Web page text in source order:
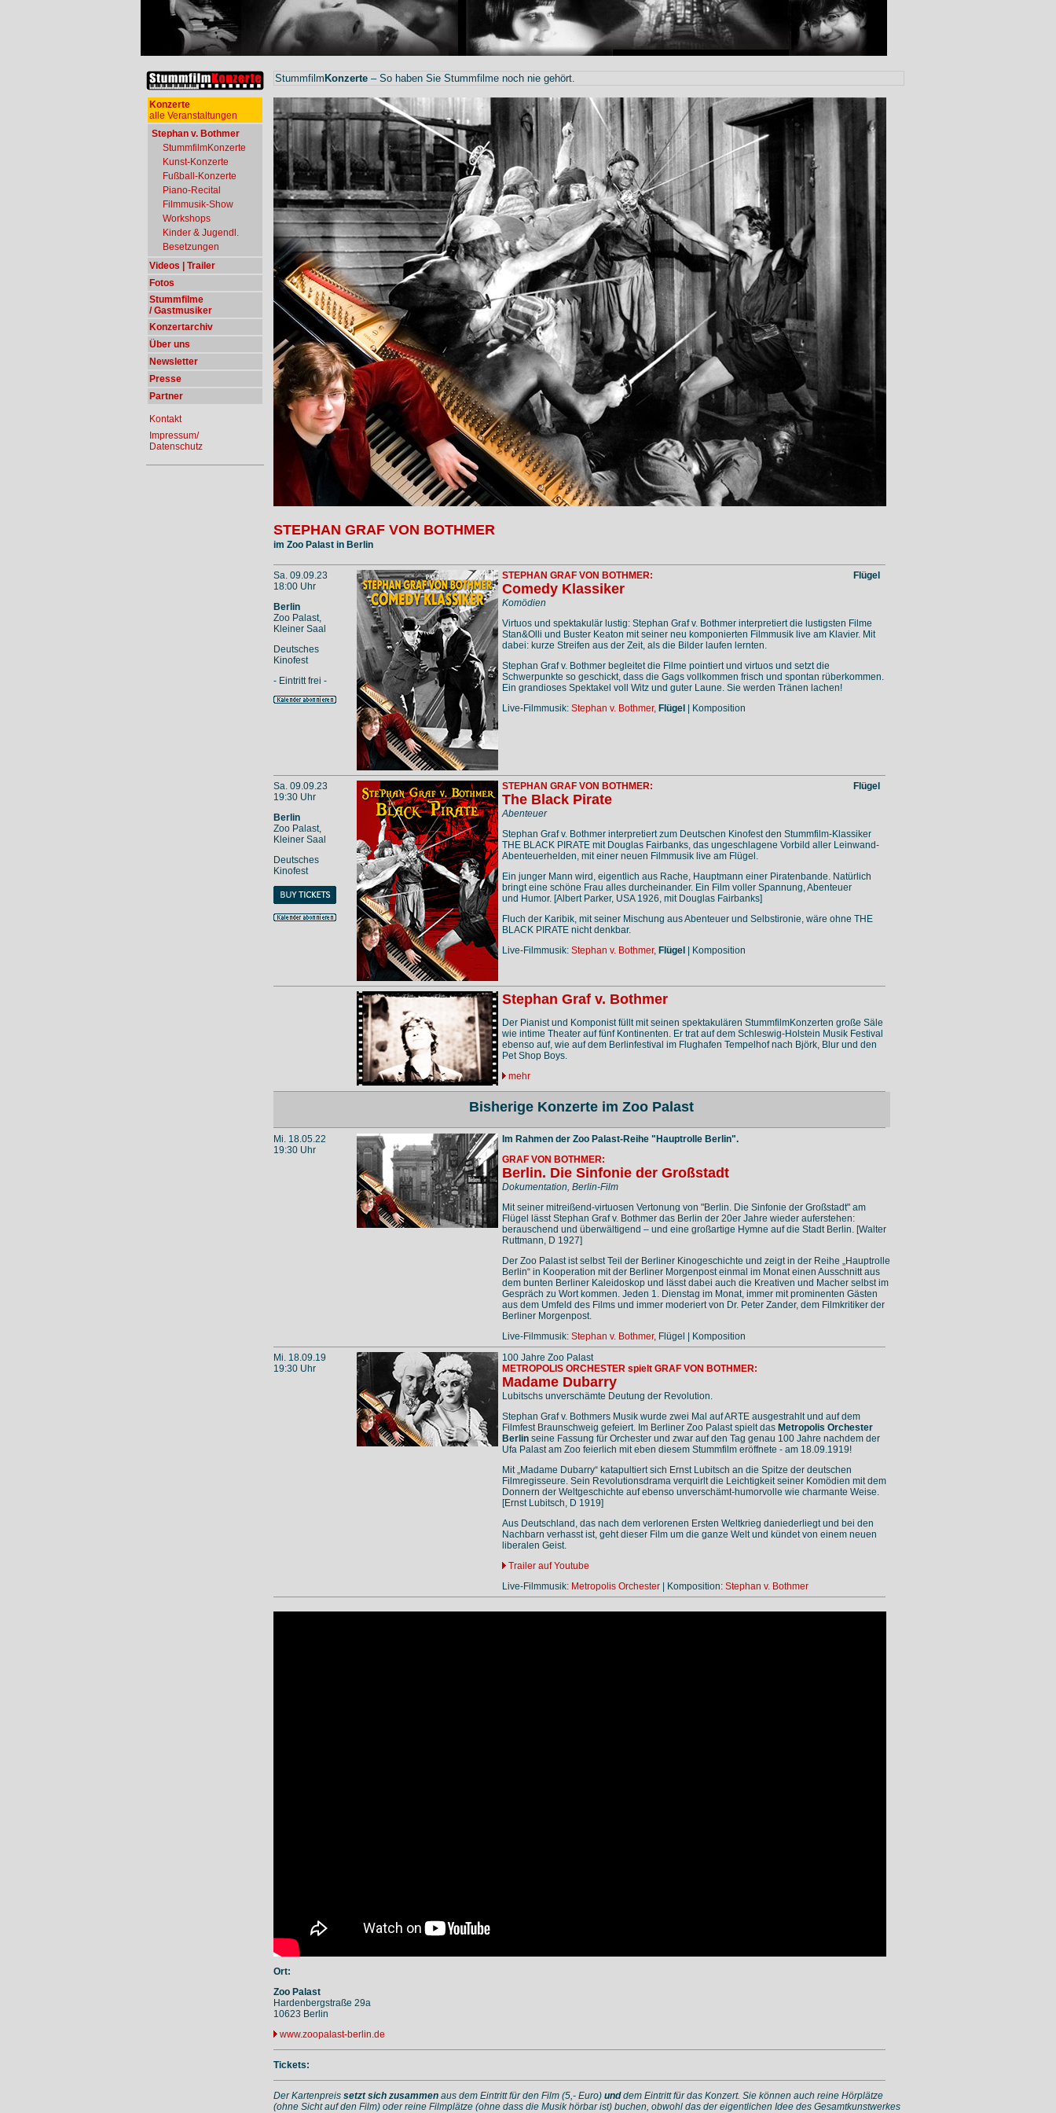
Konzerte
alle Veranstaltungen
Stephan v. Bothmer
StummfilmKonzerte
Kunst-Konzerte
Fußball-Konzerte
Piano-Recital
Filmmusik-Show
Workshops
Kinder & Jugendl.
Besetzungen
Videos | Trailer
Fotos
Stummfilme
/ Gastmusiker
Konzertarchiv
Über uns
Newsletter
Presse
Partner
Kontakt
Impressum/
Datenschutz
Stummfilm Konzerte– So haben Sie Stummfilme noch nie gehört.
STEPHAN GRAF VON BOTHMER
im Zoo Palast in Berlin
Sa. 09.09.23
18:00 Uhr
Berlin
Zoo Palast,
Kleiner Saal
Deutsches
Kinofest
- Eintritt frei -
STEPHAN GRAF VON BOTHMER:
Comedy Klassiker
Komödien
Flügel
Virtuos und spektakulär lustig: Stephan Graf v. Bothmer interpretiert die lustigsten Filme
Stan&Olli und Buster Keaton mit seiner neu komponierten Filmmusik live am Klavier. Mit
dabei: kurze Streifen aus der Zeit, als die Bilder laufen lernten.
Stephan Graf v. Bothmer begleitet die Filme pointiert und virtuos und setzt die
Schwerpunkte so geschickt, dass die Gags vollkommen frisch und spontan rüberkommen.
Ein grandioses Spektakel voll Witz und guter Laune. Sie werden Tränen lachen!
Live-Filmmusik: Stephan v. Bothmer, Flügel | Komposition
Sa. 09.09.23
19:30 Uhr
Berlin
Zoo Palast,
Kleiner Saal
Deutsches
Kinofest
STEPHAN GRAF VON BOTHMER:
The Black Pirate
Abenteuer
Flügel
Stephan Graf v. Bothmer interpretiert zum Deutschen Kinofest den Stummfilm-Klassiker
THE BLACK PIRATE mit Douglas Fairbanks, das ungeschlagene Vorbild aller Leinwand-
Abenteuerhelden, mit einer neuen Filmmusik live am Flügel.
Ein junger Mann wird, eigentlich aus Rache, Hauptmann einer Piratenbande. Natürlich
bringt eine schöne Frau alles durcheinander. Ein Film voller Spannung, Abenteuer
und Humor. [Albert Parker, USA 1926, mit Douglas Fairbanks]
Fluch der Karibik, mit seiner Mischung aus Abenteuer und Selbstironie, wäre ohne THE
BLACK PIRATE nicht denkbar.
Live-Filmmusik: Stephan v. Bothmer, Flügel | Komposition
Stephan Graf v. Bothmer
Der Pianist und Komponist füllt mit seinen spektakulären StummfilmKonzerten große Säle
wie intime Theater auf fünf Kontinenten. Er trat auf dem Schleswig-Holstein Musik Festival
ebenso auf, wie auf dem Berlinfestival im Flughafen Tempelhof nach Björk, Blur und den
Pet Shop Boys.
mehr
Bisherige Konzerte im Zoo Palast
Mi. 18.05.22
19:30 Uhr
Im Rahmen der Zoo Palast-Reihe "Hauptrolle Berlin".
GRAF VON BOTHMER:
Berlin. Die Sinfonie der Großstadt
Dokumentation, Berlin-Film
Mit seiner mitreißend-virtuosen Vertonung von "Berlin. Die Sinfonie der Großstadt" am
Flügel lässt Stephan Graf v. Bothmer das Berlin der 20er Jahre wieder auferstehen:
berauschend und überwältigend – und eine großartige Hymne auf die Stadt Berlin. [Walter
Ruttmann, D 1927]
Der Zoo Palast ist selbst Teil der Berliner Kinogeschichte und zeigt in der Reihe „Hauptrolle
Berlin“ in Kooperation mit der Berliner Morgenpost einmal im Monat einen Ausschnitt aus
dem bunten Berliner Kaleidoskop und lässt dabei auch die Kreativen und Macher selbst im
Gespräch zu Wort kommen. Jeden 1. Dienstag im Monat, immer mit prominenten Gästen
aus dem Umfeld des Films und immer moderiert von Dr. Peter Zander, dem Filmkritiker der
Berliner Morgenpost.
Live-Filmmusik: Stephan v. Bothmer, Flügel | Komposition
Mi. 18.09.19
19:30 Uhr
100 Jahre Zoo Palast
METROPOLIS ORCHESTER spielt GRAF VON BOTHMER:
Madame Dubarry
Lubitschs unverschämte Deutung der Revolution.
Stephan Graf v. Bothmers Musik wurde zwei Mal auf ARTE ausgestrahlt und auf dem
Filmfest Braunschweig gefeiert. Im Berliner Zoo Palast spielt das Metropolis Orchester
Berlinseine Fassung für Orchester und zwar auf den Tag genau 100 Jahre nachdem der
Ufa Palast am Zoo feierlich mit eben diesem Stummfilm eröffnete - am 18.09.1919!
Mit „Madame Dubarry“ katapultiert sich Ernst Lubitsch an die Spitze der deutschen
Filmregisseure. Sein Revolutionsdrama verquirlt die Leichtigkeit seiner Komödien mit dem
Donnern der Weltgeschichte auf ebenso unverschämt-humorvolle wie charmante Weise.
[Ernst Lubitsch, D 1919]
Aus Deutschland, das nach dem verlorenen Ersten Weltkrieg daniederliegt und bei den
Nachbarn verhasst ist, geht dieser Film um die ganze Welt und kündet von einem neuen
liberalen Geist.
Trailer auf Youtube
Live-Filmmusik: Metropolis Orchester| Komposition: Stephan v. Bothmer
Ort:
Zoo Palast
Hardenbergstraße 29a
10623 Berlin
www.zoopalast-berlin.de
Tickets:
Der Kartenpreis setzt sich zusammenaus dem Eintritt für den Film (5,- Euro) unddem Eintritt für das Konzert. Sie können auch reine Hörplätze
(ohne Sicht auf den Film) oder reine Filmplätze (ohne dass die Musik hörbar ist) buchen, obwohl das der eigentlichen Idee des Gesamtkunstwerkes